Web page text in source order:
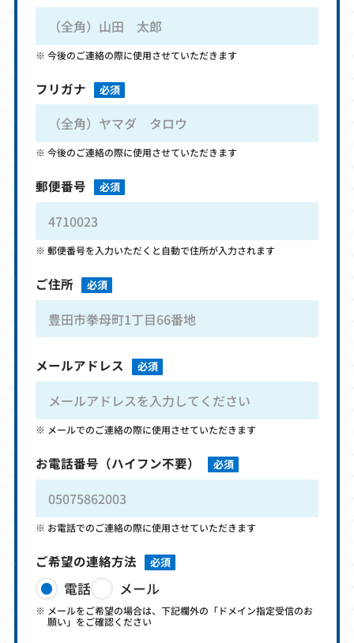
今後のご連絡の際に使用させていただきます
フリガナ 必須
今後のご連絡の際に使用させていただきます
郵便番号 必須
郵便番号を入力いただくと自動で住所が入力されます
ご住所 必須
メールアドレス 必須
メールでのご連絡の際に使用させていただきます
お電話番号 （ハイフン不要） 必須
お電話でのご連絡の際に使用させていただきます
ご希望の連絡方法 必須
電話 メール
メールをご希望の場合は、下記欄外の「ドメイン指定受信のお
願い」をご確認ください